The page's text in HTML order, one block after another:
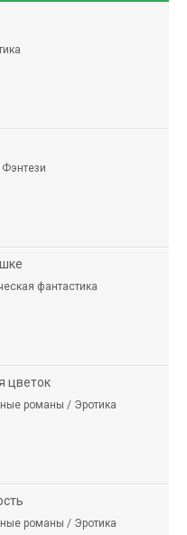
фантастика
цветок
романы / Эротика
романы / Эротика